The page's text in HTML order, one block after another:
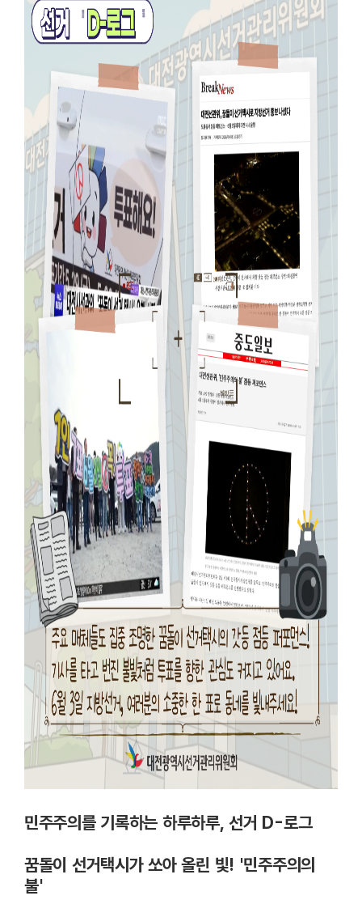
민주주의를 기록하는 하루하루, 선거 D-로그
꿈돌이 선거택시가 쏘아 올린 빛! '민주주의의
불'